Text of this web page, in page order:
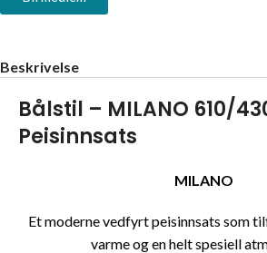
Beskrivelse
Bålstil – MILANO 610/
Peisinnsats
MILANO
Et moderne vedfyrt peisinnsats som
varme og en helt spesiell